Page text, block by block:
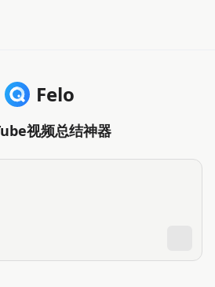
Felo
视频总结神器